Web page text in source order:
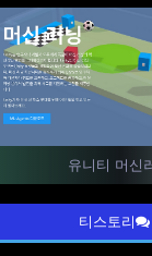
유니티 머신
티스토리